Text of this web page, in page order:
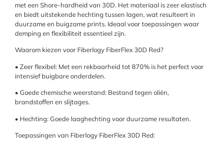
met een Shore-hardheid van 30D. Het materiaal is zeer elastisch
en biedt uitstekende hechting tussen lagen, wat resulteert in
duurzame en buigzame prints. Ideaal voor toepassingen waar
demping en flexibiliteit essentieel zijn.
Waarom kiezen voor Fiberlogy FiberFlex 30D Red?
• Zeer flexibel: Met een rekbaarheid tot 870% is het perfect voor
intensief buigbare onderdelen.
• Goede chemische weerstand: Bestand tegen oliën,
brandstoffen en slijtages.
• Hechting: Goede laaghechting voor duurzame resultaten.
Toepassingen van Fiberlogy FiberFlex 30D Red: